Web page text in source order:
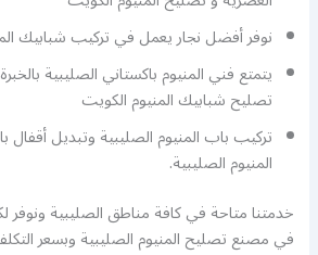
نوفر أفضل نجار يعمل في تركيب شبابيك
يتمتع فني المنيوم باكستاني الصليبية
تصليح شبابيك المنيوم الكويت
تركيب باب المنيوم الصليبية وتبديل أقفال
المنيوم الصليبية.
خدمتنا متاحة في كافة مناطق الصليبية ونوفر
في مصنع تصليح المنيوم الصليبية وبسعر